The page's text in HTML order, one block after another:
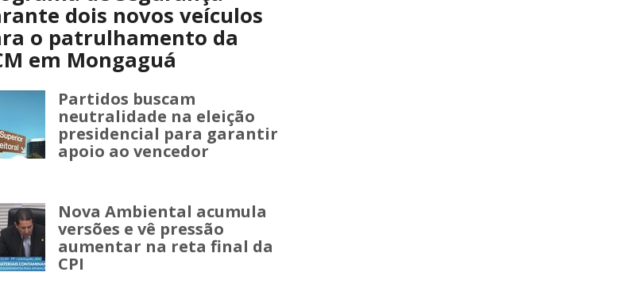
dois novos veículos
o patrulhamento da
em Mongaguá
Partidos buscam
neutralidade na eleição
presidencial para garantir
apoio ao vencedor
Nova Ambiental acumula
versões e vê pressão
aumentar na reta final da
CPI